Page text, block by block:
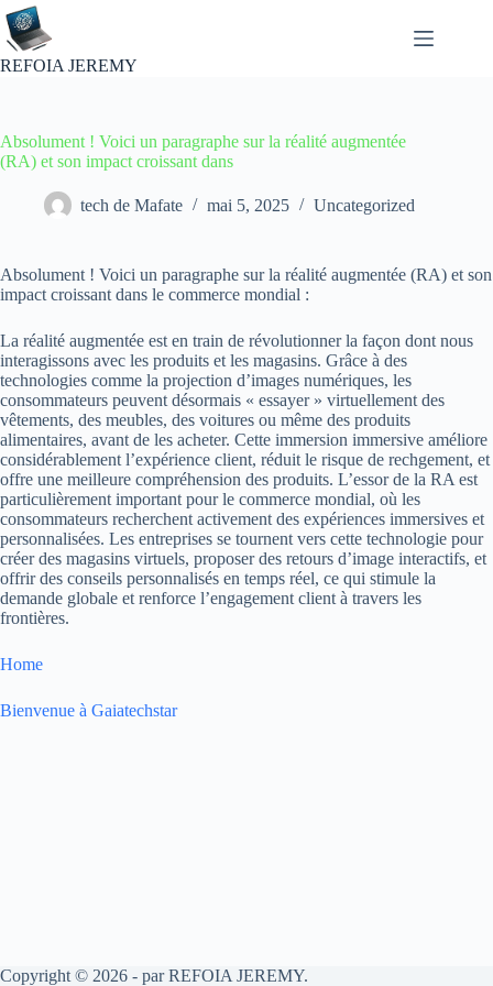
Passer
au
contenu
REFOIA JEREMY
Absolument ! Voici un paragraphe sur la réalité augmentée
(RA) et son impact croissant dans
tech de Mafate mai 5, 2025 Uncategorized
Absolument ! Voici un paragraphe sur la réalité augmentée (RA) et son
impact croissant dans le commerce mondial :
La réalité augmentée est en train de révolutionner la façon dont nous
interagissons avec les produits et les magasins. Grâce à des
technologies comme la projection d’images numériques, les
consommateurs peuvent désormais « essayer » virtuellement des
vêtements, des meubles, des voitures ou même des produits
alimentaires, avant de les acheter. Cette immersion immersive améliore
considérablement l’expérience client, réduit le risque de rechgement, et
offre une meilleure compréhension des produits. L’essor de la RA est
particulièrement important pour le commerce mondial, où les
consommateurs recherchent activement des expériences immersives et
personnalisées. Les entreprises se tournent vers cette technologie pour
créer des magasins virtuels, proposer des retours d’image interactifs, et
offrir des conseils personnalisés en temps réel, ce qui stimule la
demande globale et renforce l’engagement client à travers les
frontières.
Home
Bienvenue à Gaiatechstar
Copyright © 2026 - par REFOIA JEREMY.